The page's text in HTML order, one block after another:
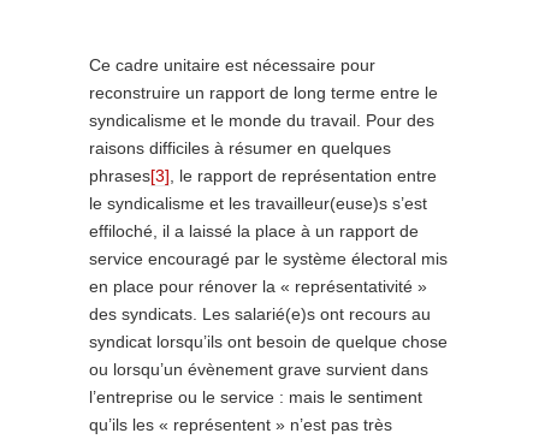
Ce cadre unitaire est nécessaire pour
reconstruire un rapport de long terme entre le
syndicalisme et le monde du travail. Pour des
raisons difficiles à résumer en quelques
phrases[3] , le rapport de représentation entre
le syndicalisme et les travailleur(euse)s s’est
effiloché, il a laissé la place à un rapport de
service encouragé par le système électoral mis
en place pour rénover la « représentativité »
des syndicats. Les salarié(e)s ont recours au
syndicat lorsqu’ils ont besoin de quelque chose
ou lorsqu’un évènement grave survient dans
l’entreprise ou le service : mais le sentiment
qu’ils les « représentent » n’est pas très